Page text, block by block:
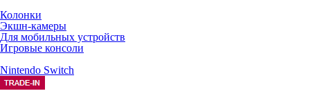
Колонки
Экшн-камеры
Для мобильных устройств
Игровые консоли
Nintendo Switch